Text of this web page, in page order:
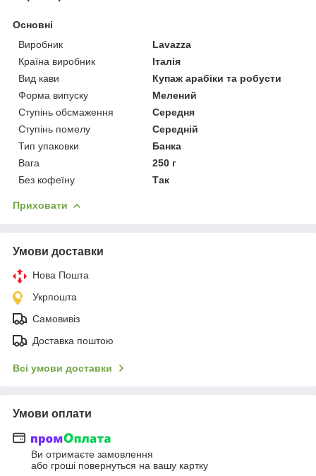
Основні
Виробник
Lavazza
Країна виробник
Італія
Вид кави
Купаж арабіки та робусти
Форма випуску
Мелений
Ступінь обсмаження
Середня
Ступінь помелу
Середній
Тип упаковки
Банка
Вага
250 г
Без кофеїну
Так
Приховати
Умови доставки
Нова Пошта
Укрпошта
Самовивіз
Доставка поштою
Всі умови доставки
Умови оплати
Ви отримаєте замовлення
або гроші повернуться на вашу картку